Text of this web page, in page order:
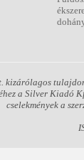
kizárólagos
a Silver
cselekmények a